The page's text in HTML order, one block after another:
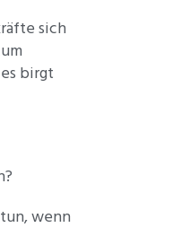
sich
birgt
wenn